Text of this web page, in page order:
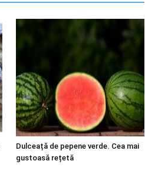
Dulceață de pepene verde. Cea mai
gustoasă rețetă